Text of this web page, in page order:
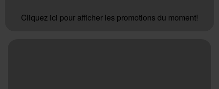
Cliquez ici pour afficher les promotions du moment!